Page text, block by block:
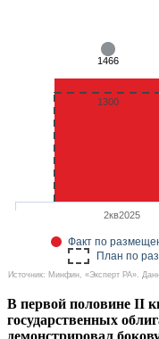
1466
1300
2кв2025
Источник: Минфин, «Эксперт РА».
Факт по
План по
В первой половине II
государственных
демонстрировал